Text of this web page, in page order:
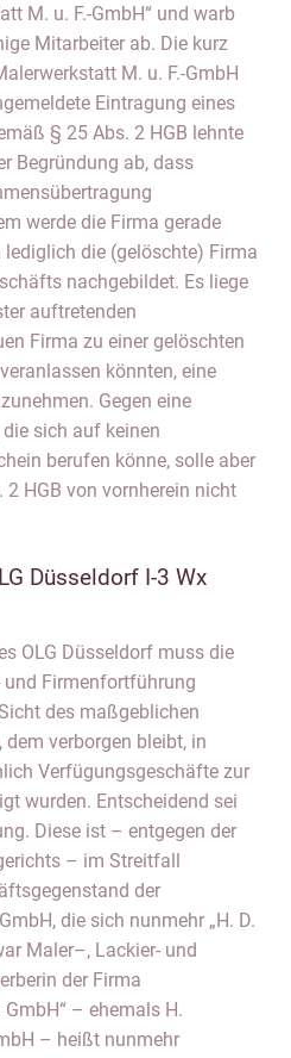
M. u. F.-GmbH“ und warb
Mitarbeiter ab. Die kurz
M. u. F.-GmbH
Eintragung eines
§ 25 Abs. 2 HGB lehnte
Begründung ab, dass
werde die Firma gerade
die (gelöschte) Firma
nachgebildet. Es liege
auftretenden
Firma zu einer gelöschten
könnten, eine
Gegen eine
sich auf keinen
berufen könne, solle aber
HGB von vornherein nicht
Düsseldorf I-3 Wx
OLG Düsseldorf muss die
und Firmenfortführung
des maßgeblichen
dem verborgen bleibt, in
Verfügungsgeschäfte zur
wurden. Entscheidend sei
Diese ist – entgegen der
– im Streitfall
der
die sich nunmehr „H. D.
Maler–, Lackier- und
der Firma
– ehemals H.
– heißt nunmehr